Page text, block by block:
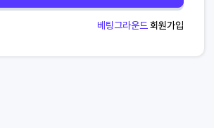
베팅그라운드 회원가입